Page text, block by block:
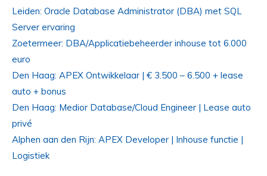
Leiden: Oracle Database Administrator (DBA) met SQL
Server ervaring
Zoetermeer: DBA/Applicatiebeheerder inhouse tot 6.000
euro
Den Haag: APEX Ontwikkelaar | € 3.500 – 6.500 + lease
auto + bonus
Den Haag: Medior Database/Cloud Engineer | Lease auto
privé
Alphen aan den Rijn: APEX Developer | Inhouse functie |
Logistiek